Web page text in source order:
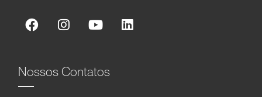
Nossos Contatos